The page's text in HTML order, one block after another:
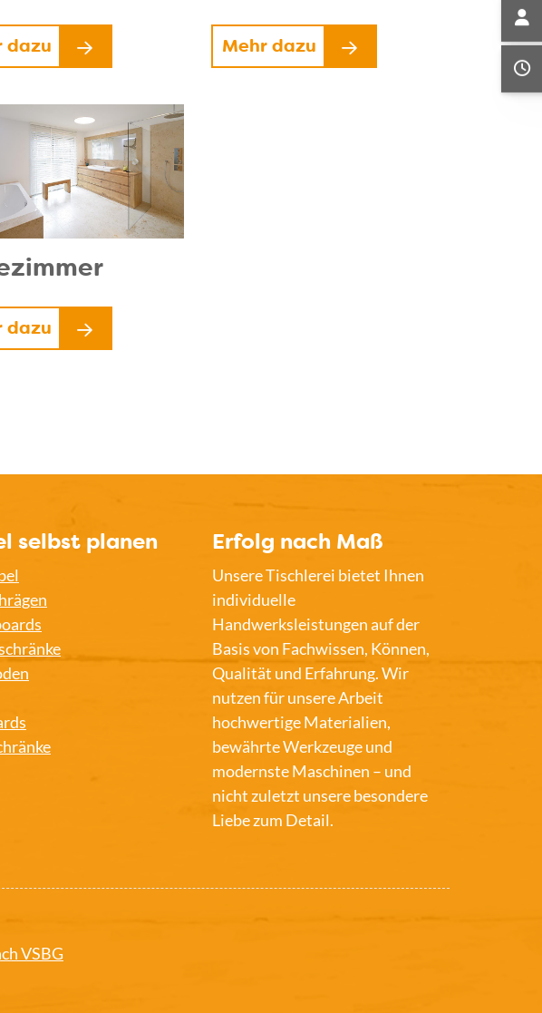
dazu Mehr dazu
dazu
selbst planen Erfolg nach Maß
Unsere Tischlerei bietet Ihnen
individuelle
Handwerksleistungen auf der
Basis von Fachwissen, Können,
Qualität und Erfahrung. Wir
nutzen für unsere Arbeit
hochwertige Materialien,
bewährte Werkzeuge und
modernste Maschinen – und
nicht zuletzt unsere besondere
Liebe zum Detail.
VSBG